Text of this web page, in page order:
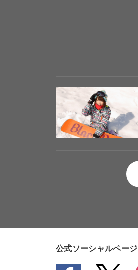
公式ソーシャルページ